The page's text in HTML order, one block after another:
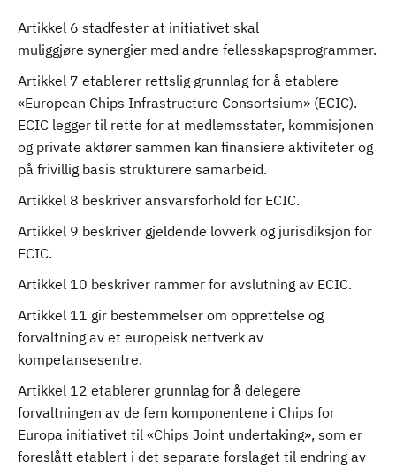
Artikkel 6 stadfester at initiativet skal
muliggjøre synergier med andre fellesskapsprogrammer.
Artikkel 7 etablerer rettslig grunnlag for å etablere
«European Chips Infrastructure Consortsium» (ECIC).
ECIC legger til rette for at medlemsstater, kommisjonen
og private aktører sammen kan finansiere aktiviteter og
på frivillig basis strukturere samarbeid.
Artikkel 8 beskriver ansvarsforhold for ECIC.
Artikkel 9 beskriver gjeldende lovverk og jurisdiksjon for
ECIC.
Artikkel 10 beskriver rammer for avslutning av ECIC.
Artikkel 11 gir bestemmelser om opprettelse og
forvaltning av et europeisk nettverk av
kompetansesentre.
Artikkel 12 etablerer grunnlag for å delegere
forvaltningen av de fem komponentene i Chips for
Europa initiativet til «Chips Joint undertaking», som er
foreslått etablert i det separate forslaget til endring av